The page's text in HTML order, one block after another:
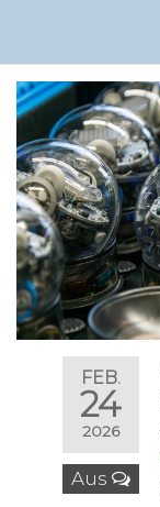
FEB.
24
2026
Aus